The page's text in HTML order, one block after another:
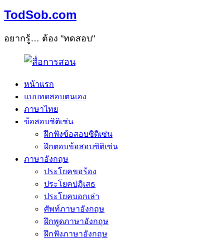
TodSob.com
อยากรู้… ต้อง "ทดสอบ"
หน้าแรก
แบบทดสอบตนเอง
ภาษาไทย
ข้อสอบซิติเซ่น
ฝึกฟังข้อสอบซิติเซ่น
ฝึกตอบข้อสอบซิติเซ่น
ภาษาอังกฤษ
ประโยคขอร้อง
ประโยคปฏิเสธ
ประโยคบอกเล่า
ศัพท์ภาษาอังกฤษ
ฝึกพูดภาษาอังกฤษ
ฝึกฟังภาษาอังกฤษ